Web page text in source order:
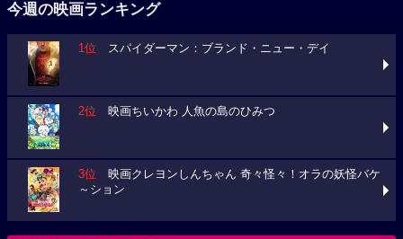
今週の映画ランキング
1位 スパイダーマン：ブランド・ニュー・デイ
2位 映画ちいかわ 人魚の島のひみつ
3位 映画クレヨンしんちゃん 奇々怪々！オラの妖怪バケ
～ション